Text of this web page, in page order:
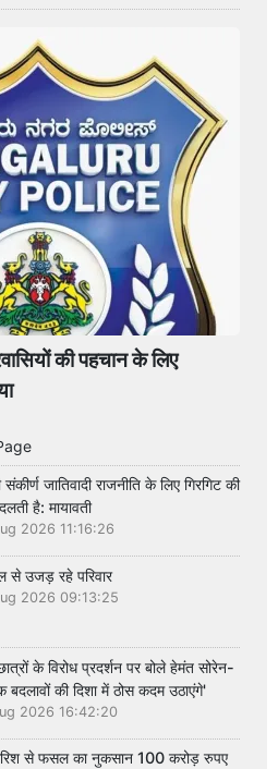
की पहचान के लिए
जातिवादी राजनीति के लिए गिरगिट की
है: मायावती
2026 11:16:26
से उजड़ रहे परिवार
2026 09:13:25
के विरोध प्रदर्शन पर बोले हेमंत सोरेन-
बदलावों की दिशा में ठोस कदम उठाएंगे'
2026 16:42:20
से फसल का नुकसान 100 करोड़ रुपए